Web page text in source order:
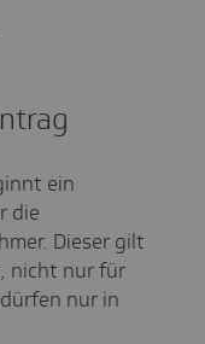
ein
die
Dieser gilt
nicht nur für
nur in